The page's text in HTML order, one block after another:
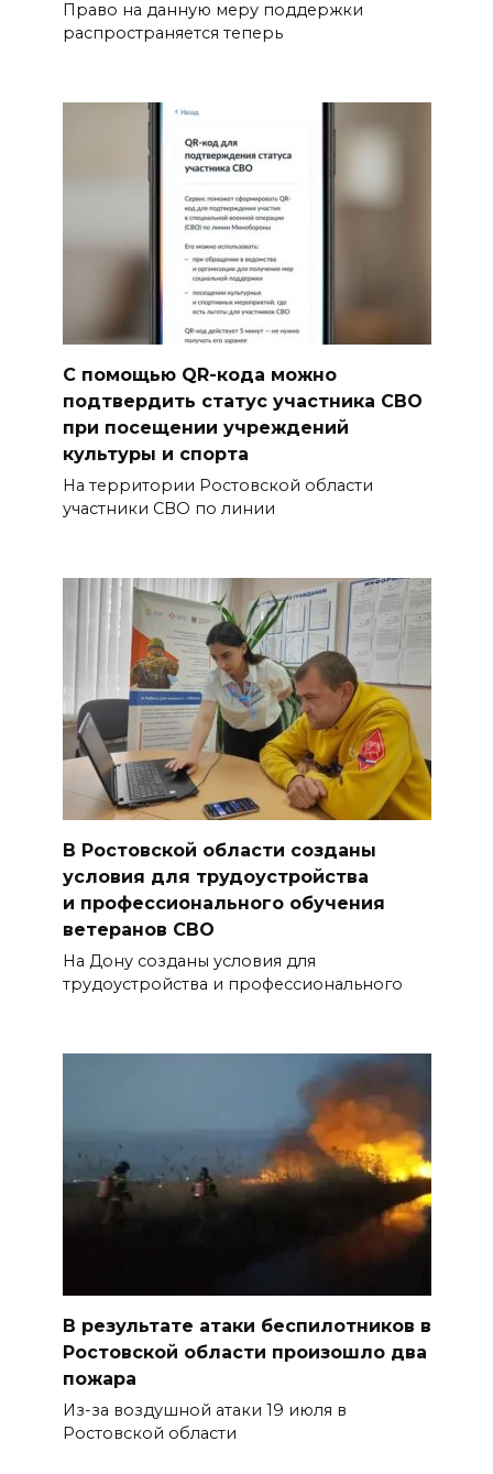
Право на данную меру поддержки
распространяется теперь
С помощью QR-кода можно
подтвердить статус участника СВО
при посещении учреждений
культуры и спорта
На территории Ростовской области
участники СВО по линии
В Ростовской области созданы
условия для трудоустройства
и профессионального обучения
ветеранов СВО
На Дону созданы условия для
трудоустройства и профессионального
В результате атаки беспилотников в
Ростовской области произошло два
пожара
Из-за воздушной атаки 19 июля в
Ростовской области